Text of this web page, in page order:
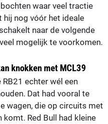
waar veel tractie
hij nog vóór het ideale
naar de volgende
mogelijk te voorkomen.
knokken met MCL39
RB21 echter wél een
Dat had vooral te
wagen, die op circuits met
Red Bull had kleine